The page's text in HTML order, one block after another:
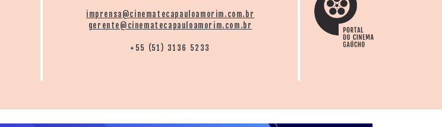
imprensa@cinematecapauloamorim.com.br
gerente@cinematecapauloamorim.com.br
+55 (51) 3136 5233